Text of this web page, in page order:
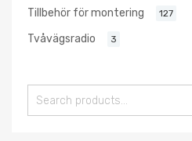
Tillbehör för montering 127
Tvåvägsradio 3